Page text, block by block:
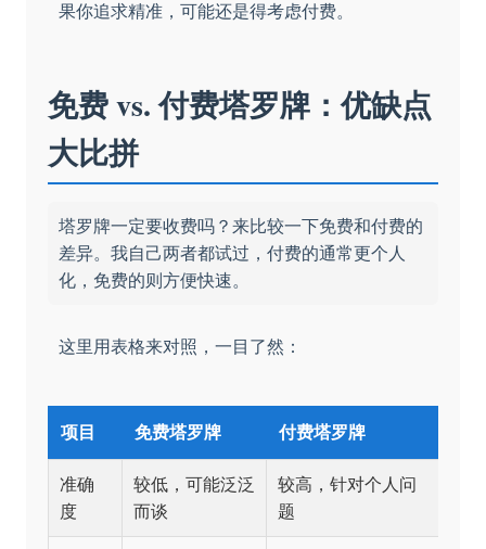
果你追求精准，可能还是得考虑付费。
免费 vs. 付费塔罗牌：优缺点
大比拼
塔罗牌一定要收费吗？来比较一下免费和付费的
差异。我自己两者都试过，付费的通常更个人
化，免费的则方便快速。
这里用表格来对照，一目了然：
项目 免费塔罗牌 付费塔罗牌
准确
度
较低，可能泛泛
而谈
较高，针对个人问
题